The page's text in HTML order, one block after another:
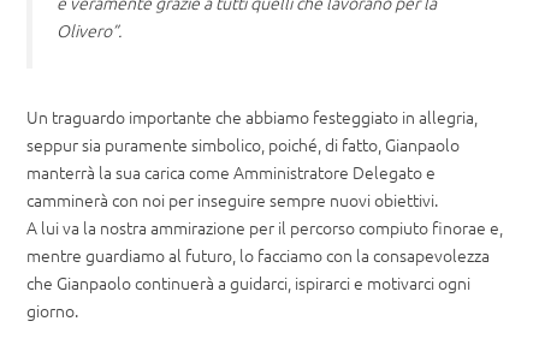
Olivero”.
Un traguardo importante che abbiamo festeggiato in allegria,
seppur sia puramente simbolico, poiché, di fatto, Gianpaolo
manterrà la sua carica come Amministratore Delegato e
camminerà con noi per inseguire sempre nuovi obiettivi.
A lui va la nostra ammirazione per il percorso compiuto finorae e,
mentre guardiamo al futuro, lo facciamo con la consapevolezza
che Gianpaolo continuerà a guidarci, ispirarci e motivarci ogni
giorno.